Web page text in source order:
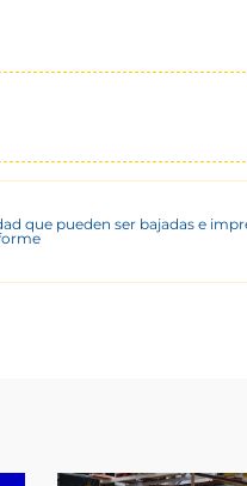
que pueden ser bajadas e